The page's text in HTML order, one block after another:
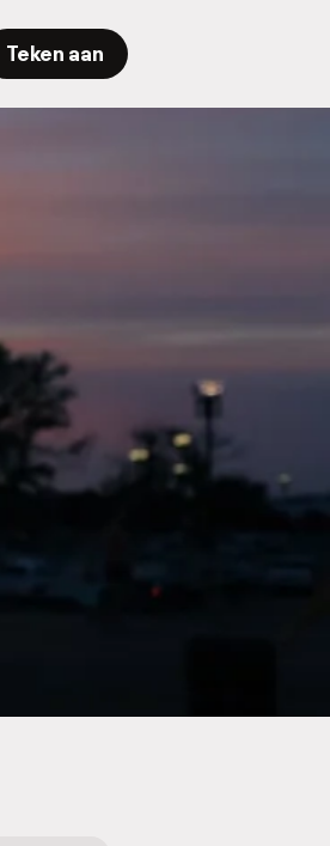
Teken aan